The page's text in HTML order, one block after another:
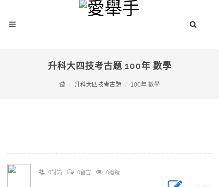
升科大四技考古題 100年 數學
升科大四技考古題 100年 數學
0討論 0留言 0追蹤